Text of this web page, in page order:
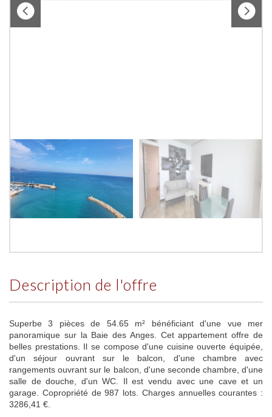
description de l'offre
Superbe 3 pièces de 54.65 m² bénéficiant d'une vue mer
panoramique sur la Baie des Anges. Cet appartement offre de
belles prestations. Il se compose d'une cuisine ouverte équipée,
d'un séjour ouvrant sur le balcon, d'une chambre avec
rangements ouvrant sur le balcon, d'une seconde chambre, d'une
salle de douche, d'un WC. Il est vendu avec une cave et un
garage. Copropriété de 987 lots. Charges annuelles courantes :
3286,41 €.